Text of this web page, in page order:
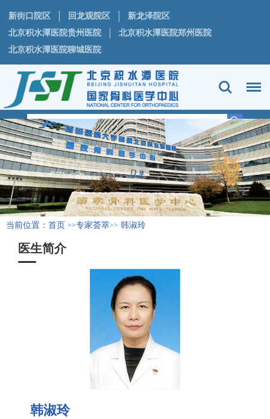
新街口院区 回龙观院区
新龙泽院区
北京积水潭医院贵州医院
北京积水潭医院郑州医院
北京积水潭医院聊城医院
当前位置： 首页 >>专家荟萃>> 韩淑玲
医生简介
韩淑玲